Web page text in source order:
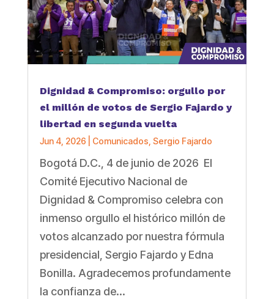
Dignidad & Compromiso: orgullo por
el millón de votos de Sergio Fajardo y
libertad en segunda vuelta
Jun 4, 2026 Comunicados Sergio Fajardo
Bogotá D.C., 4 de junio de 2026 El
Comité Ejecutivo Nacional de
Dignidad & Compromiso celebra con
inmenso orgullo el histórico millón de
votos alcanzado por nuestra fórmula
presidencial, Sergio Fajardo y Edna
Bonilla. Agradecemos profundamente
la confianza de...